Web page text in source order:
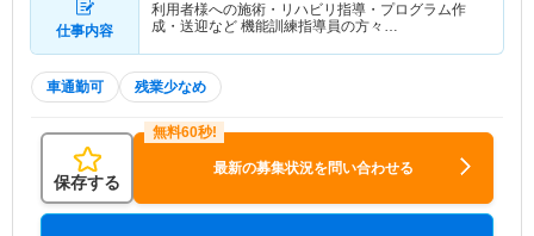
仕事内容
利用者様への施術・リハビリ指導・プログラム作
成・送迎など 機能訓練指導員の方々…
車通勤可 残業少なめ
保存する
最新の募集状況を問い合わせる